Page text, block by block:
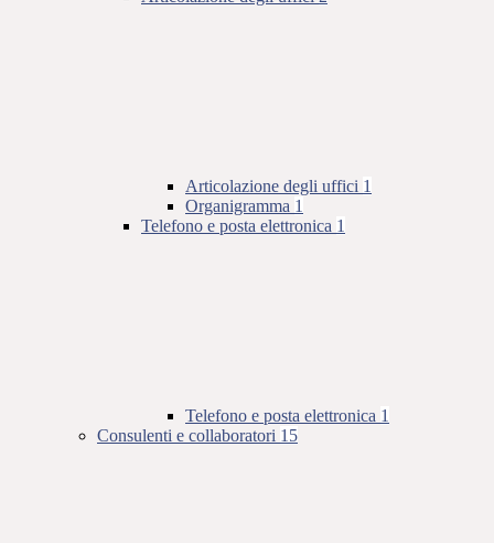
Articolazione degli uffici 1
Organigramma 1
Telefono e posta elettronica 1
Telefono e posta elettronica 1
Consulenti e collaboratori 15